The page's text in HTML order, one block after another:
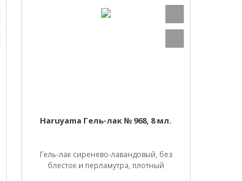
Haruyama Гель-лак № 968, 8 мл.
Гель-лак сиренево-лавандовый, без
блесток и перламутра, плотный